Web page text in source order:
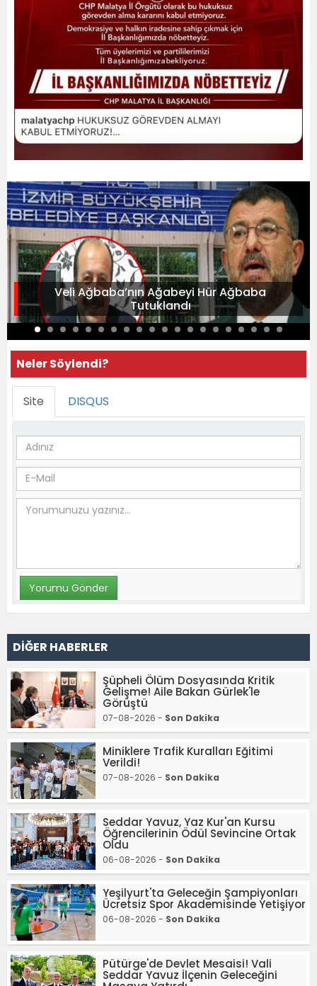
Veli Ağbaba’nın Ağabeyi Hür Ağbaba
Tutuklandı
Neler Söylendi?
Site DISQUS
DİĞER HABERLER
Şüpheli Ölüm Dosyasında Kritik
Gelişme! Aile Bakan Gürlek'le
Görüştü
07-08-2026 - Son Dakika
Miniklere Trafik Kuralları Eğitimi
Verildi!
07-08-2026 - Son Dakika
Seddar Yavuz, Yaz Kur'an Kursu
Öğrencilerinin Ödül Sevincine Ortak
Oldu
06-08-2026 - Son Dakika
Yeşilyurt'ta Geleceğin Şampiyonları
Ücretsiz Spor Akademisinde Yetişiyor
06-08-2026 - Son Dakika
Pütürge'de Devlet Mesaisi! Vali
Seddar Yavuz İlçenin Geleceğini